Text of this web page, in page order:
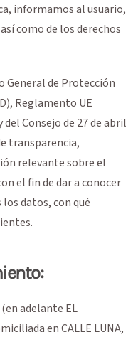
informamos al usuario,
como de los derechos
General de Protección
Reglamento UE
Consejo de 27 de abril
transparencia,
relevante sobre el
el fin de dar a conocer
datos, con qué
(en adelante EL
enCALLE LUNA,